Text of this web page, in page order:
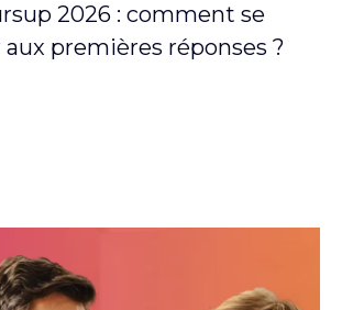
2026 : comment se
premières réponses ?